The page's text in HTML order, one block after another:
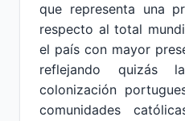
que representa una
respecto al total
el país con mayor
reflejando quizás
colonización
comunidades